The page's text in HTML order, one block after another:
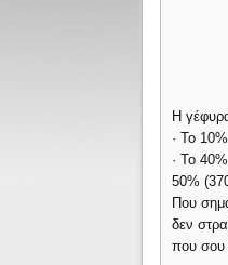
Η
· Το
· Το
50%
Που
δεν
που σου